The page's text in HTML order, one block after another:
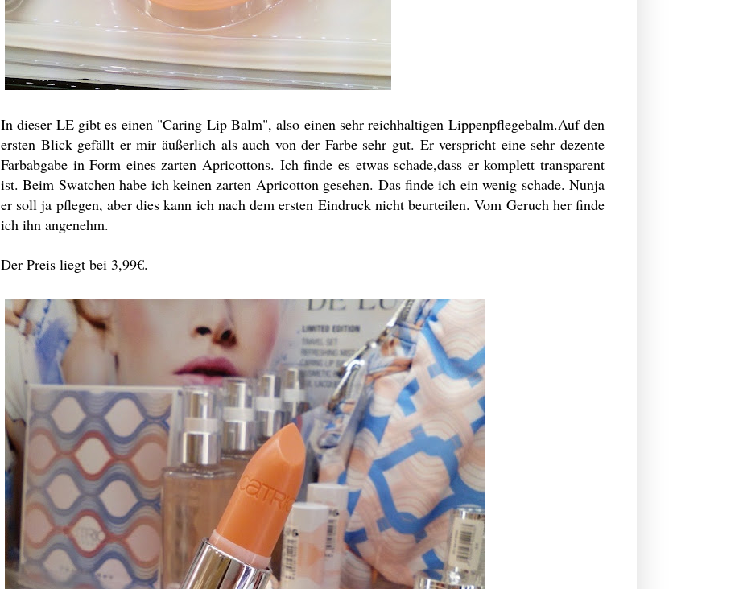
In dieser LE gibt es einen "Caring Lip Balm", also einen sehr reichhaltigen Lippenpflegebalm.Auf den
ersten Blick gefällt er mir äußerlich als auch von der Farbe sehr gut. Er verspricht eine sehr dezente
Farbabgabe in Form eines zarten Apricottons. Ich finde es etwas schade,dass er komplett transparent
ist. Beim Swatchen habe ich keinen zarten Apricotton gesehen. Das finde ich ein wenig schade. Nunja
er soll ja pflegen, aber dies kann ich nach dem ersten Eindruck nicht beurteilen. Vom Geruch her finde
ich ihn angenehm.
Der Preis liegt bei 3,99€.